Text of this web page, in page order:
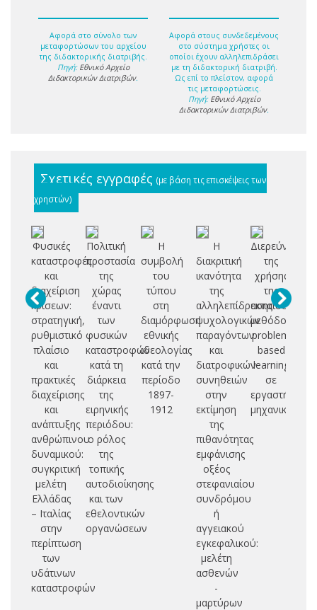
Αφορά στο σύνολο των
μεταφορτώσων του αρχείου
της διδακτορικής διατριβής.
Πηγή: Εθνικό Αρχείο
Διδακτορικών Διατριβών.
Αφορά στους συνδεδεμένους
στο σύστημα χρήστες οι
οποίοι έχουν αλληλεπιδράσει
με τη διδακτορική διατριβή.
Ως επί το πλείστον, αφορά
τις μεταφορτώσεις.
Πηγή: Εθνικό Αρχείο
Διδακτορικών Διατριβών.
Σχετικές εγγραφές (με βάση τις επισκέψεις των
χρηστών)
Φυσικές
καταστροφές
και
διαχείριση
κρίσεων:
στρατηγική,
ρυθμιστικό
πλαίσιο
και
πρακτικές
διαχείρισης
και
ανάπτυξης
ανθρώπινου
δυναμικού:
συγκριτική
μελέτη
Ελλάδας
– Ιταλίας
στην
περίπτωση
των
υδάτινων
καταστροφών
Πολιτική
προστασία
της
χώρας
έναντι
των
φυσικών
καταστροφών
κατά τη
διάρκεια
της
ειρηνικής
περιόδου:
ο ρόλος
της
τοπικής
αυτοδιοίκησης
και των
εθελοντικών
οργανώσεων
Η
συμβολή
του
τύπου
στη
διαμόρφωση
εθνικής
ιδεολογίας
κατά την
περίοδο
1897-
1912
Η
διακριτική
ικανότητα
της
αλληλεπίδρασης
ψυχολογικών
παραγόντων
και
διατροφικών
συνηθειών
στην
εκτίμηση
της
πιθανότητας
εμφάνισης
οξέος
στεφανιαίου
συνδρόμου
ή
αγγειακού
εγκεφαλικού:
μελέτη
ασθενών
-
μαρτύρων
Διερεύνηση
της
χρήσης
της
εκπαιδευτικής
μεθόδου
problem
based
learning
σε
εργαστήρια
μηχανικών